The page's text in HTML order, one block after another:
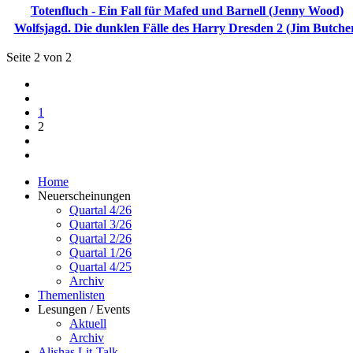
Totenfluch - Ein Fall für Mafed und Barnell (Jenny Wood)
Wolfsjagd. Die dunklen Fälle des Harry Dresden 2 (Jim
Seite 2 von 2
1
2
Home
Neuerscheinungen
Quartal 4/26
Quartal 3/26
Quartal 2/26
Quartal 1/26
Quartal 4/25
Archiv
Themenlisten
Lesungen / Events
Aktuell
Archiv